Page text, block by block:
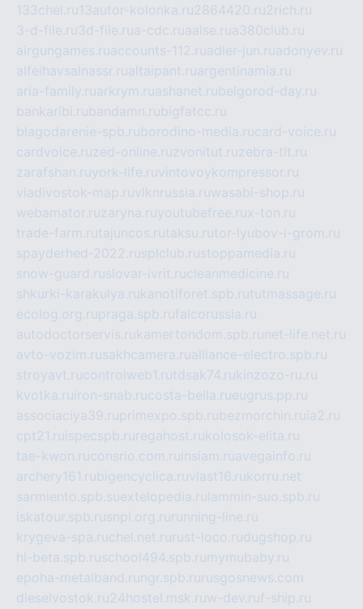
133chel.ru13autor-kolonka.ru2864420.ru2rich.ru
3-d-file.ru3d-file.rua-cdc.ruaalse.rua380club.ru
airgungames.ruaccounts-112.ruadler-jun.ruadonyev.ru
alfeihavsalnassr.rualtaipant.ruargentinamia.ru
aria-family.ruarkrym.ruashanet.rubelgorod-day.ru
bankaribi.rubandamn.rubigfatcc.ru
blagodarenie-spb.ruborodino-media.rucard-voice.ru
cardvoice.ruzed-online.ruzvonitut.ruzebra-tlt.ru
zarafshan.ruyork-life.ruvintovoykompressor.ru
vladivostok-map.ruvlknrussia.ruwasabi-shop.ru
webamator.ruzaryna.ruyoutubefree.rux-ton.ru
trade-farm.rutajuncos.rutaksu.rutor-lyubov-i-grom.ru
spayderhed-2022.rusplclub.rustoppamedia.ru
snow-guard.ruslovar-ivrit.rucleanmedicine.ru
shkurki-karakulya.rukanotiforet.spb.rututmassage.ru
ecolog.org.rupraga.spb.rufalcorussia.ru
autodoctorservis.rukamertondom.spb.ru net-life.net.ru
avto-vozim.rusakhcamera.rualliance-electro.spb.ru
stroyavt.rucontrolweb1.rutdsak74.rukinzozo-ru.ru
kvotka.ru iron-snab.rucosta-bella.rueugrus.pp.ru
associaciya39.ruprimexpo.spb.rubezmorchin.ru ia2.ru
cpt21.ru ispecspb.ru regahost.rukolosok-elita.ru
tae-kwon.ruconsrio.com.ru insiam.ruavegainfo.ru
archery161.rubigencyclica.ruvlast16.rukorru.net
sarmiento.spb.suextelopedia.ru lammin-suo.spb.ru
iskatour.spb.rusnpi.org.ru running-line.ru
krygeva-spa.ruchel.net.ru rust-loco.rudugshop.ru
hl-beta.spb.ruschool494.spb.ru mymubaby.ru
epoha-metalband.ru ngr.spb.ru rusgosnews.com
dieselvostok.ru24hostel.msk.ruw-dev.ruf-ship.ru